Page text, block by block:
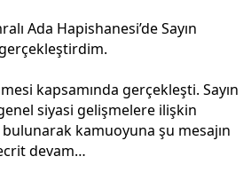
Ada Hapishanesi’de Sayın
kapsamında gerçekleşti. Sayın
siyasi gelişmelere ilişkin
kamuoyuna şu mesajın
devam…